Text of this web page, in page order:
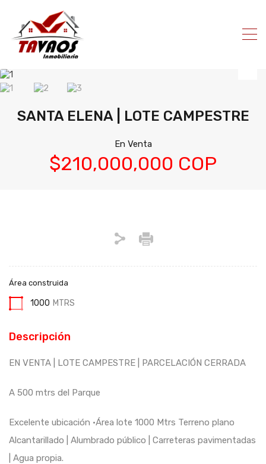
SANTA ELENA | LOTE CAMPESTRE
En Venta
$210,000,000 COP
Área construida
1000 MTRS
Descripción
EN VENTA | LOTE CAMPESTRE | PARCELACIÓN CERRADA
A 500 mtrs del Parque
Excelente ubicación •Área lote 1000 Mtrs Terreno plano
Alcantarillado | Alumbrado público | Carreteras pavimentadas
| Agua propia.